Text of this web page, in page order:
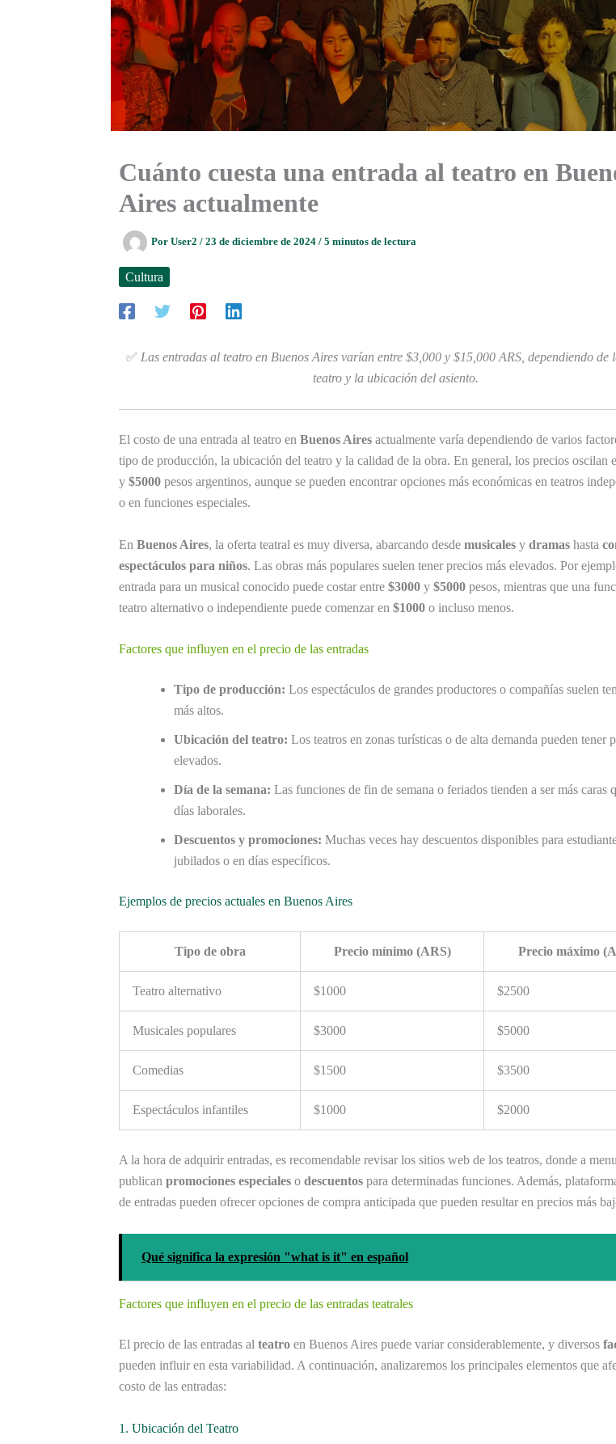
Cuánto cuesta una entrada al teatro en
Aires actualmente
Por User2 / 23 de diciembre de 2024 / 5 minutos de lectura
Cultura
✅ Las entradas al teatro en Buenos Aires varían entre $3,000 y $15,000 ARS, dependiendo de
teatro y la ubicación del asiento.
El costo de una entrada al teatro en Buenos Aires actualmente varía dependiendo de varios
tipo de producción, la ubicación del teatro y la calidad de la obra. En general, los precios oscilan
y $5000 pesos argentinos, aunque se pueden encontrar opciones más económicas en teatros
o en funciones especiales.
En Buenos Aires, la oferta teatral es muy diversa, abarcando desde musicales y dramas hasta
espectáculos para niños. Las obras más populares suelen tener precios más elevados. Por
entrada para un musical conocido puede costar entre $3000 y $5000 pesos, mientras que una
teatro alternativo o independiente puede comenzar en $1000 o incluso menos.
Factores que influyen en el precio de las entradas
Tipo de producción: Los espectáculos de grandes productores o compañías suelen
más altos.
Ubicación del teatro: Los teatros en zonas turísticas o de alta demanda pueden tener
elevados.
Día de la semana: Las funciones de fin de semana o feriados tienden a ser más caras
días laborales.
Descuentos y promociones: Muchas veces hay descuentos disponibles para
jubilados o en días específicos.
Ejemplos de precios actuales en Buenos Aires
Tipo de obra Precio mínimo (ARS) Precio máximo
Teatro alternativo $1000 $2500
Musicales populares $3000 $5000
Comedias $1500 $3500
Espectáculos infantiles $1000 $2000
A la hora de adquirir entradas, es recomendable revisar los sitios web de los teatros, donde a
publican promociones especiales o descuentos para determinadas funciones. Además,
de entradas pueden ofrecer opciones de compra anticipada que pueden resultar en precios más
Qué significa la expresión "what is it" en español
Factores que influyen en el precio de las entradas teatrales
El precio de las entradas al teatro en Buenos Aires puede variar considerablemente, y diversos
pueden influir en esta variabilidad. A continuación, analizaremos los principales elementos que
costo de las entradas:
1. Ubicación del Teatro